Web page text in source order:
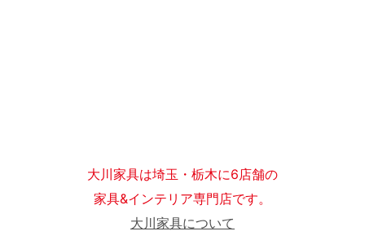
大川家具は埼玉・栃木に6店舗の
家具&インテリア専門店です。
大川家具について